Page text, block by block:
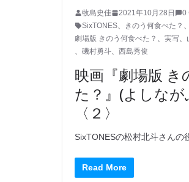
牧島史佳 2021年10月28日
0
SixTONES
きのう何食べた？
劇場版 きのう何食べた？
実写
磯村勇斗 西島秀俊
映画『劇場版 き
た？』(よしな
〈２〉
SixTONESの松村北斗さんの
Read More